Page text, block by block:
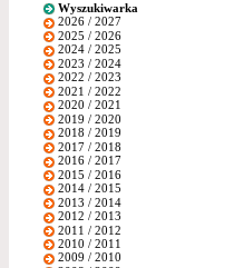
Wyszukiwarka
2026 / 2027
2025 / 2026
2024 / 2025
2023 / 2024
2022 / 2023
2021 / 2022
2020 / 2021
2019 / 2020
2018 / 2019
2017 / 2018
2016 / 2017
2015 / 2016
2014 / 2015
2013 / 2014
2012 / 2013
2011 / 2012
2010 / 2011
2009 / 2010